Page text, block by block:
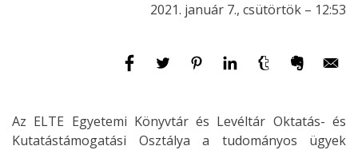
2021. január 7., csütörtök – 12:53
Az ELTE Egyetemi Könyvtár és Levéltár Oktatás- és
Kutatástámogatási Osztálya a tudományos ügyek